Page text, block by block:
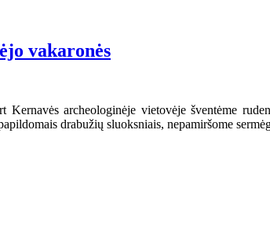
vakaronės
archeologinėje vietovėje šventėme
drabužių sluoksniais, nepamiršome